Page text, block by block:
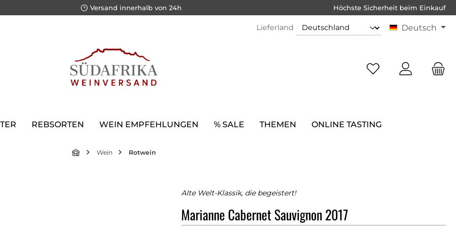
Versand innerhalb von 24h Höchste Sicherheit beim Einkauf
Lieferland Deutsch
REBSORTEN WEIN EMPFEHLUNGEN % SALE THEMEN ONLINE TASTING
Wein Rotwein
Alte Welt-Klassik, die begeistert!
Marianne Cabernet Sauvignon 2017